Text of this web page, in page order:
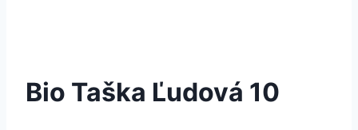
Bio Taška Ľudová 10